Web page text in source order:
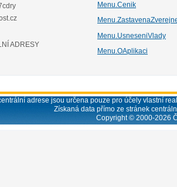
ADRESY
Menu.Cenik
Menu.UsneseniVlady
Menu.OAplikaci
adrese jsou určena pouze pro účely vlastní
Získaná data přímo ze stránek
Copyright © 2000-2026